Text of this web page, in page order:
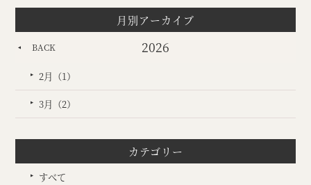
月別アーカイブ
BACK 2026
2月（1）
3月（2）
カテゴリー
すべて